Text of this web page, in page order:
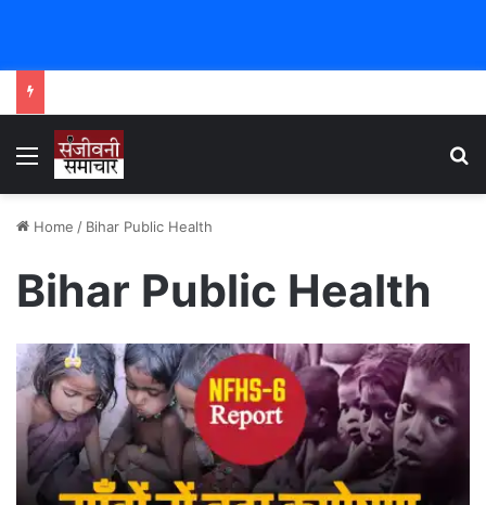
Menu
Home / Bihar Public Health
Bihar Public Health